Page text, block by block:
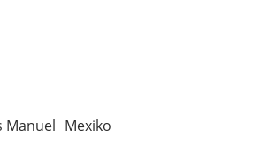
Manuel Mexiko